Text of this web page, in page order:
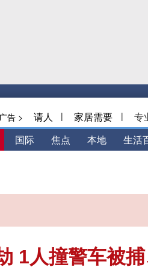
告 > 请人 | 家居需要 | 专
国际 焦点 本地 生活
1人撞警车被